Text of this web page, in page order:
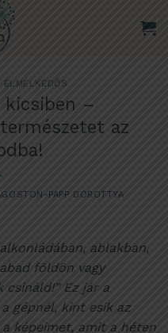
ELMÉLKEDŐS
kicsiben –
az
PAPP DOROTTYA
ablakban,
földön vagy
csináld!” Ez jár a
gépnél, kint esik az
képeimet, amit a héten